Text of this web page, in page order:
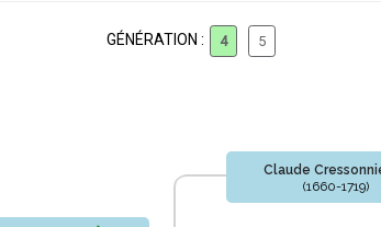
GÉNÉRATION : 4 5
Claude
(1660-1719)